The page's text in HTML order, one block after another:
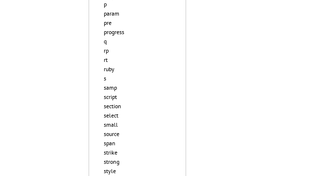
p
param
pre
progress
q
rp
rt
ruby
s
samp
script
section
select
small
source
span
strike
strong
style